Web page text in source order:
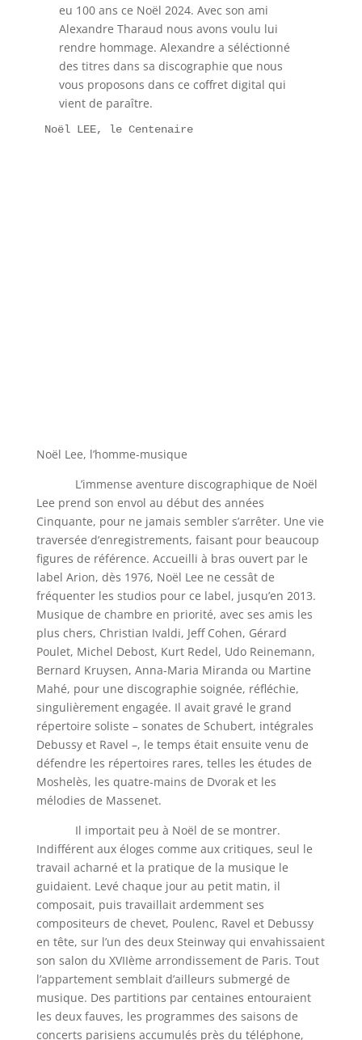
eu 100 ans ce Noël 2024. Avec son ami
Alexandre Tharaud nous avons voulu lui
rendre hommage. Alexandre a séléctionné
des titres dans sa discographie que nous
vous proposons dans ce coffret digital qui
vient de paraître.
Noël LEE, le Centenaire
Noël Lee, l’homme-musique
L’immense aventure discographique de Noël
Lee prend son envol au début des années
Cinquante, pour ne jamais sembler s’arrêter. Une vie
traversée d’enregistrements, faisant pour beaucoup
figures de référence. Accueilli à bras ouvert par le
label Arion, dès 1976, Noël Lee ne cessât de
fréquenter les studios pour ce label, jusqu’en 2013.
Musique de chambre en priorité, avec ses amis les
plus chers, Christian Ivaldi, Jeff Cohen, Gérard
Poulet, Michel Debost, Kurt Redel, Udo Reinemann,
Bernard Kruysen, Anna-Maria Miranda ou Martine
Mahé, pour une discographie soignée, réfléchie,
singulièrement engagée. Il avait gravé le grand
répertoire soliste – sonates de Schubert, intégrales
Debussy et Ravel –, le temps était ensuite venu de
défendre les répertoires rares, telles les études de
Moshelès, les quatre-mains de Dvorak et les
mélodies de Massenet.
Il importait peu à Noël de se montrer.
Indifférent aux éloges comme aux critiques, seul le
travail acharné et la pratique de la musique le
guidaient. Levé chaque jour au petit matin, il
composait, puis travaillait ardemment ses
compositeurs de chevet, Poulenc, Ravel et Debussy
en tête, sur l’un des deux Steinway qui envahissaient
son salon du XVIIème arrondissement de Paris. Tout
l’appartement semblait d’ailleurs submergé de
musique. Des partitions par centaines entouraient
les deux fauves, les programmes des saisons de
concerts parisiens accumulés près du téléphone,